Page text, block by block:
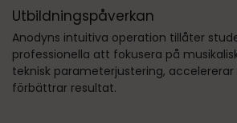
Utbildningspåverkan
Anodyns intuitiva operation tillåter
professionella att fokusera på
teknisk parameterjustering,
förbättrar resultat.